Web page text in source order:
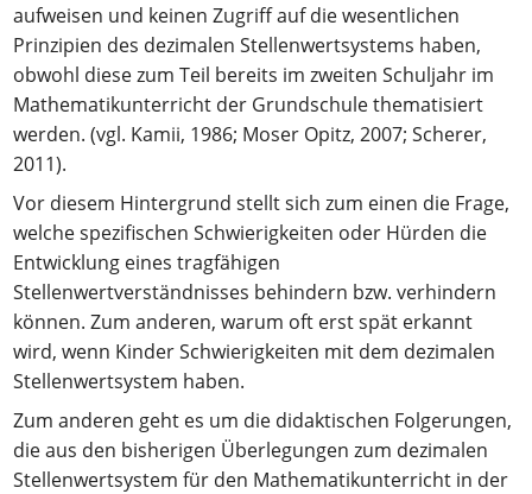
aufweisen und keinen Zugriff auf die wesentlichen
Prinzipien des dezimalen Stellenwertsystems haben,
obwohl diese zum Teil bereits im zweiten Schuljahr im
Mathematikunterricht der Grundschule thematisiert
werden. (vgl. Kamii, 1986; Moser Opitz, 2007; Scherer,
2011).
Vor diesem Hintergrund stellt sich zum einen die Frage,
welche spezifischen Schwierigkeiten oder Hürden die
Entwicklung eines tragfähigen
Stellenwertverständnisses behindern bzw. verhindern
können. Zum anderen, warum oft erst spät erkannt
wird, wenn Kinder Schwierigkeiten mit dem dezimalen
Stellenwertsystem haben.
Zum anderen geht es um die didaktischen Folgerungen,
die aus den bisherigen Überlegungen zum dezimalen
Stellenwertsystem für den Mathematikunterricht in der